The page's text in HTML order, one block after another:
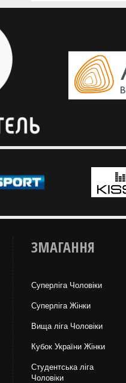
Яскравим фіналом у
ЗМАГАННЯ
Суперліга Чоловіки
Суперліга Жінки
Вища лiга Чоловіки
Кубок України Жінки
Студентська ліга
Чоловiки